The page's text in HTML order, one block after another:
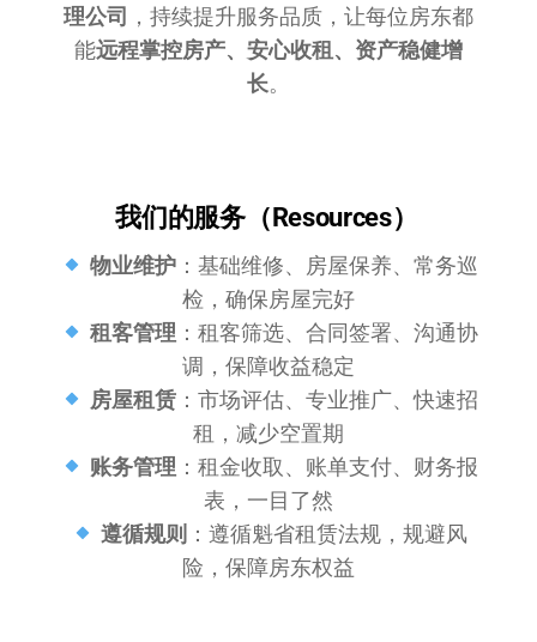
理公司 ，持续提升服务品质，让每位房东都
能远程掌控房产、安心收租、资产稳健增
长。
我们的服务（Resources）
物业维护：基础维修、房屋保养、常务巡
检，确保房屋完好
租客管理：租客筛选、合同签署、沟通协
调，保障收益稳定
房屋租赁：市场评估、专业推广、快速招
租，减少空置期
账务管理：租金收取、账单支付、财务报
表，一目了然
遵循规则 ：遵循魁省租赁法规，规避风
险，保障房东权益